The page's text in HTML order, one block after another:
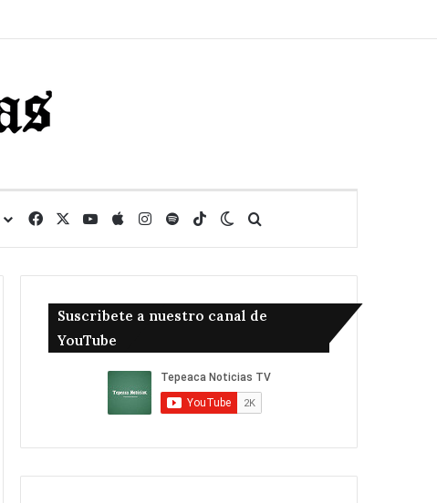
FacebookYouTube
AppleInstagram
SpotifyTikTokSwitch skin
Suscribete a nuestro canal de
YouTube